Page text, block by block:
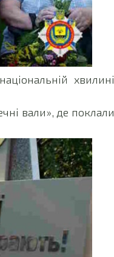
хвилині
вали», де поклали